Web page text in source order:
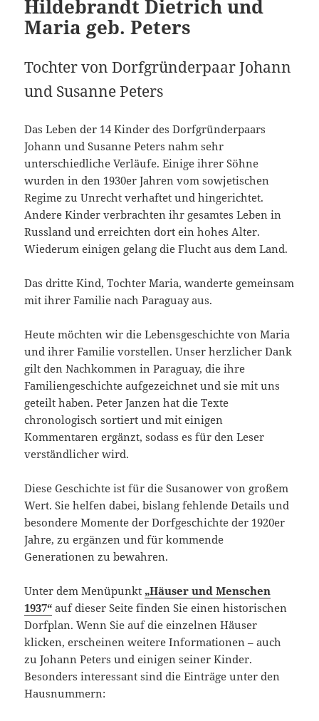
Hildebrandt Dietrich und
Maria geb. Peters
Tochter von Dorfgründerpaar Johann
und Susanne Peters
Das Leben der 14 Kinder des Dorfgründerpaars
Johann und Susanne Peters nahm sehr
unterschiedliche Verläufe. Einige ihrer Söhne
wurden in den 1930er Jahren vom sowjetischen
Regime zu Unrecht verhaftet und hingerichtet.
Andere Kinder verbrachten ihr gesamtes Leben in
Russland und erreichten dort ein hohes Alter.
Wiederum einigen gelang die Flucht aus dem Land.
Das dritte Kind, Tochter Maria, wanderte gemeinsam
mit ihrer Familie nach Paraguay aus.
Heute möchten wir die Lebensgeschichte von Maria
und ihrer Familie vorstellen. Unser herzlicher Dank
gilt den Nachkommen in Paraguay, die ihre
Familiengeschichte aufgezeichnet und sie mit uns
geteilt haben. Peter Janzen hat die Texte
chronologisch sortiert und mit einigen
Kommentaren ergänzt, sodass es für den Leser
verständlicher wird.
Diese Geschichte ist für die Susanower von großem
Wert. Sie helfen dabei, bislang fehlende Details und
besondere Momente der Dorfgeschichte der 1920er
Jahre, zu ergänzen und für kommende
Generationen zu bewahren.
Unter dem Menüpunkt „Häuser und Menschen
1937“ auf dieser Seite finden Sie einen historischen
Dorfplan. Wenn Sie auf die einzelnen Häuser
klicken, erscheinen weitere Informationen – auch
zu Johann Peters und einigen seiner Kinder.
Besonders interessant sind die Einträge unter den
Hausnummern: